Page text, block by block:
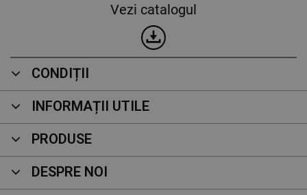
Vezi catalogul
CONDIȚII
INFORMAȚII UTILE
PRODUSE
DESPRE NOI